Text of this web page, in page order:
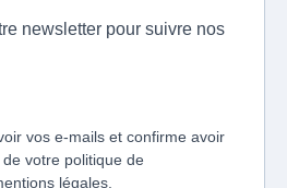
newsletter pour suivre nos
vos e-mails et confirme avoir
votre politique de
légales.